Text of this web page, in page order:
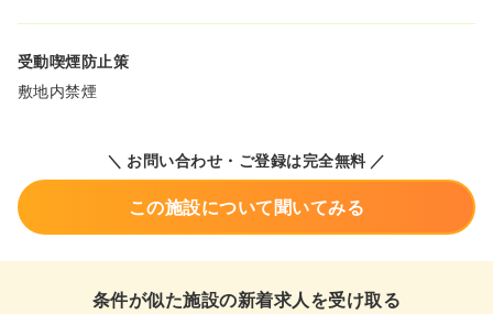
受動喫煙防止策
敷地内禁煙
＼ お問い合わせ・ご登録は完全無料 ／
この施設について聞いてみる
条件が似た施設の新着求人を受け取る